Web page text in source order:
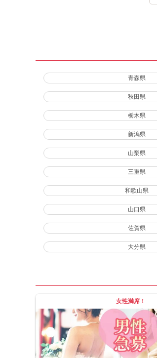
青森県
秋田県
栃木県
新潟県
山梨県
三重県
和歌山県
山口県
佐賀県
大分県
女性満席！